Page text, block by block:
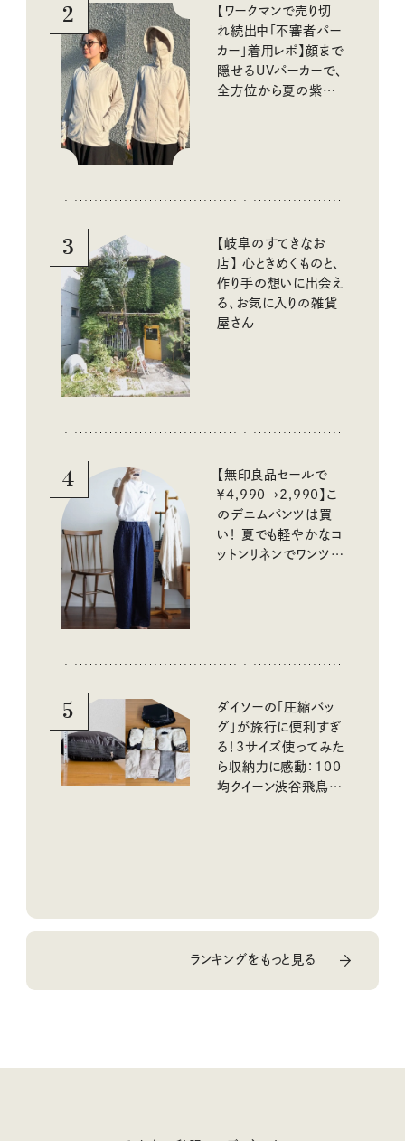
2
【ワークマンで売り切
れ続出中「不審者パー
カー」着用レポ】顔まで
隠せるUVパーカーで、
全方位から夏の紫外
3
【岐阜のすてきなお
店】 心ときめくものと、
作り手の想いに出会え
る、お気に入りの雑貨
屋さん
4
【無印良品セールで
￥4,990→2,990】こ
のデニムパンツは買
い！ 夏でも軽やかなコ
ットンリネンでワンツー
5
ダイソーの「圧縮バッ
グ」が旅行に便利すぎ
る！3サイズ使ってみた
ら収納力に感動：100
均クイーン渋谷飛鳥の
ランキングをもっと見る